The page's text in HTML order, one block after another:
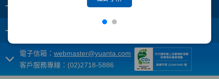
+
+
電子信箱： webmaster@yuanta.com
客戶服務專線：(02)2718-5886